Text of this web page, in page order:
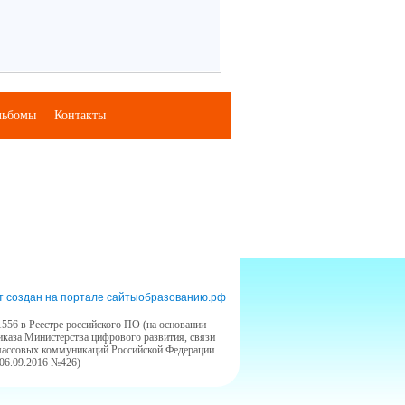
Контакты
создан на портале сайтыобразованию.рф
в Реестре российского ПО (на основании
Министерства цифрового развития, связи
коммуникаций Российской Федерации
№426)